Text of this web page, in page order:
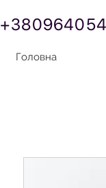
Головна